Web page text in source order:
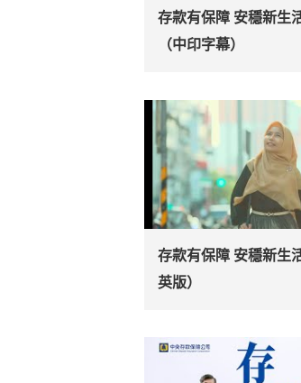
存款有保障 安穩新生
（中印字幕）
存款有保障 安穩新生
英版）